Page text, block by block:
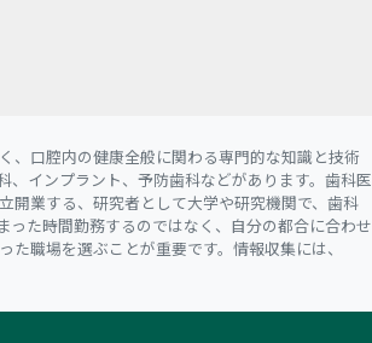
、口腔内の健康全般に関わる専門的な知識と技術
インプラント、予防歯科などがあります。歯科医
開業する、研究者として大学や研究機関で、歯科
た時間勤務するのではなく、自分の都合に合わせ
職場を選ぶことが重要です。情報収集には、